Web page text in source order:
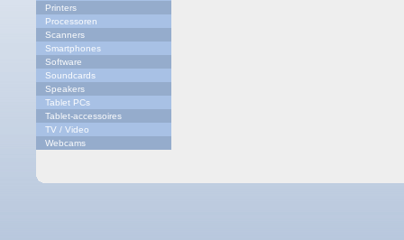
Printers
Processoren
Scanners
Smartphones
Software
Soundcards
Speakers
Tablet PCs
Tablet-accessoires
TV / Video
Webcams